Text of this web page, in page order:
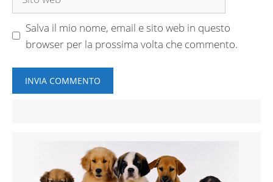
Salva il mio nome, email e sito web in questo
browser per la prossima volta che commento.